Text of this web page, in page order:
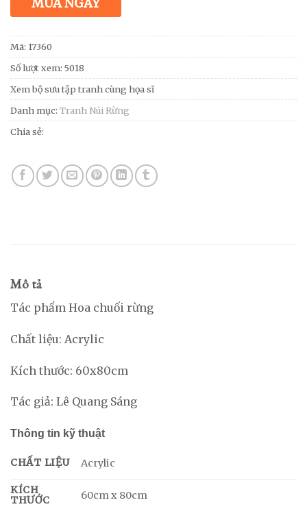
MUA NGAY
Mã: 17360
Số lượt xem: 5018
Xem bộ sưu tập tranh cùng họa sĩ
Danh mục: Tranh Núi Rừng
Chia sẻ:
Mô tả
Tác phẩm Hoa chuối rừng
Chất liệu: Acrylic
Kích thước: 60x80cm
Tác giả: Lê Quang Sáng
Thông tin kỹ thuật
CHẤT LIỆU Acrylic
KÍCH
THƯỚC
60cm x 80cm